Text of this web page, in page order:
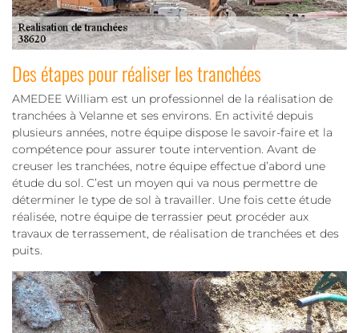
Des étapes pour réaliser les tranchées
AMEDEE William est un professionnel de la réalisation de
tranchées à Velanne et ses environs. En activité depuis
plusieurs années, notre équipe dispose le savoir-faire et la
compétence pour assurer toute intervention. Avant de
creuser les tranchées, notre équipe effectue d’abord une
étude du sol. C’est un moyen qui va nous permettre de
déterminer le type de sol à travailler. Une fois cette étude
réalisée, notre équipe de terrassier peut procéder aux
travaux de terrassement, de réalisation de tranchées et des
puits.